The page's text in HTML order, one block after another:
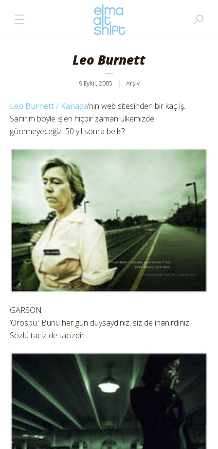
Leo Burnett
9 Eylül, 2005 Arşiv
Leo Burnett / Kanada‘nın web sitesinden bir kaç iş.
Sanırım böyle işleri hiçbir zaman ülkemizde
göremeyeceğiz. 50 yıl sonra belki?
GARSON
‘Orospu.’ Bunu her gün duysaydınız, siz de inanırdınız.
Sözlü taciz de tacizdir.